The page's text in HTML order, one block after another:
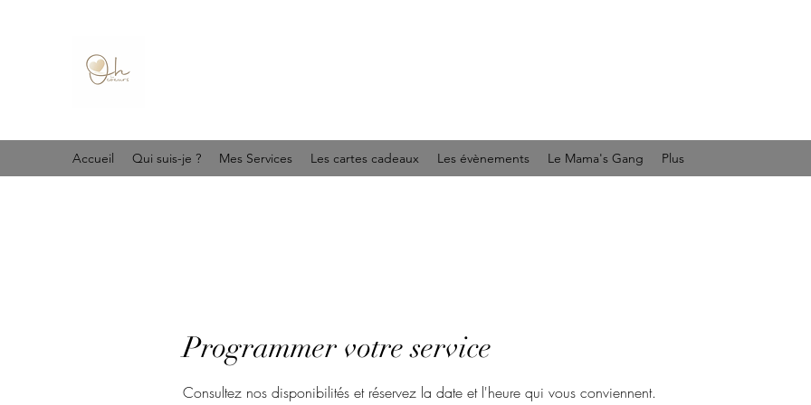
Accueil Qui suis-je ? Mes Services Les cartes cadeaux Les évènements Le Mama's Gang Plus
Programmer votre service
Consultez nos disponibilités et réservez la date et l'heure qui vous conviennent.